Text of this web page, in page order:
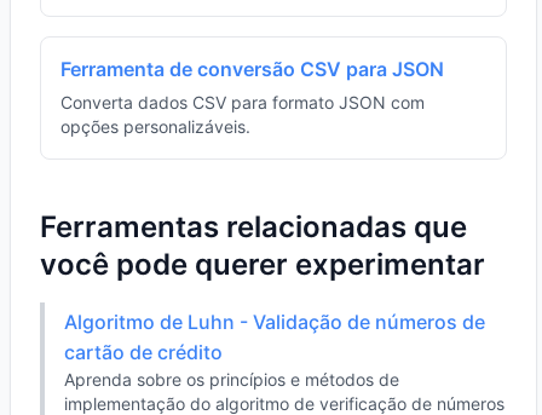
Ferramenta de conversão CSV para JSON
Converta dados CSV para formato JSON com
opções personalizáveis.
Ferramentas relacionadas que
você pode querer experimentar
Algoritmo de Luhn - Validação de números de
cartão de crédito
Aprenda sobre os princípios e métodos de
implementação do algoritmo de verificação de números